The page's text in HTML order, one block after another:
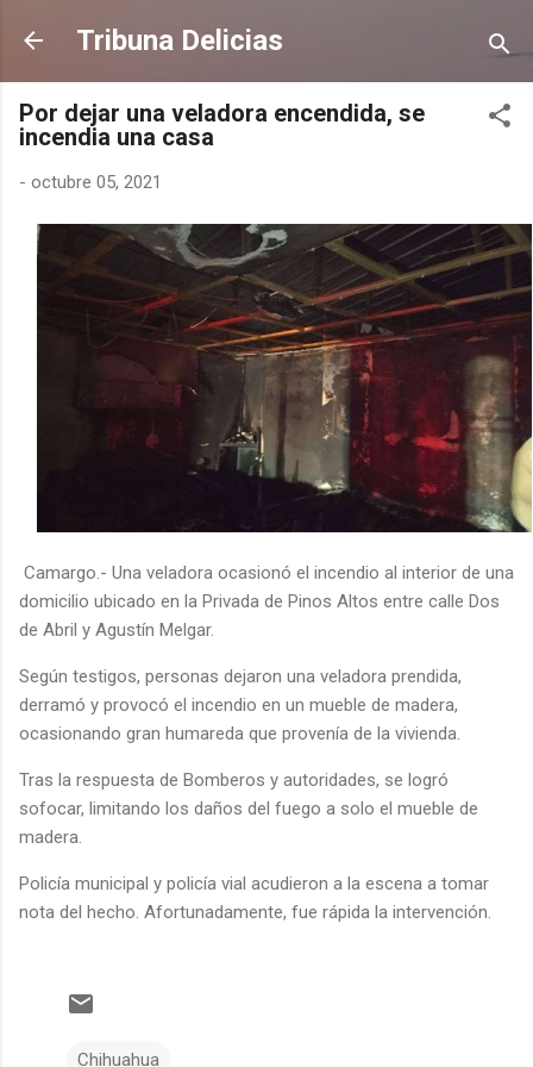
Ir al contenido principal
Tribuna Delicias
Por dejar una veladora encendida, se
incendia una casa
- octubre 05, 2021
Camargo.- Una veladora ocasionó el incendio al interior de una
domicilio ubicado en la Privada de Pinos Altos entre calle Dos
de Abril y Agustín Melgar.
Según testigos, personas dejaron una veladora prendida,
derramó y provocó el incendio en un mueble de madera,
ocasionando gran humareda que provenía de la vivienda.
Tras la respuesta de Bomberos y autoridades, se logró
sofocar, limitando los daños del fuego a solo el mueble de
madera.
Policía municipal y policía vial acudieron a la escena a tomar
nota del hecho. Afortunadamente, fue rápida la intervención.
Chihuahua